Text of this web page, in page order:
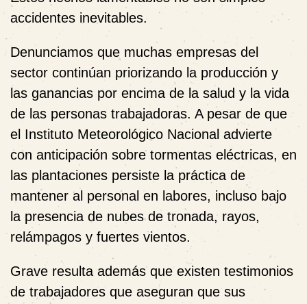
accidentes inevitables.
Denunciamos que muchas empresas del
sector continúan priorizando la producción y
las ganancias por encima de la salud y la vida
de las personas trabajadoras. A pesar de que
el Instituto Meteorológico Nacional advierte
con anticipación sobre tormentas eléctricas, en
las plantaciones persiste la práctica de
mantener al personal en labores, incluso bajo
la presencia de nubes de tronada, rayos,
relámpagos y fuertes vientos.
Grave resulta además que existen testimonios
de trabajadores que aseguran que sus